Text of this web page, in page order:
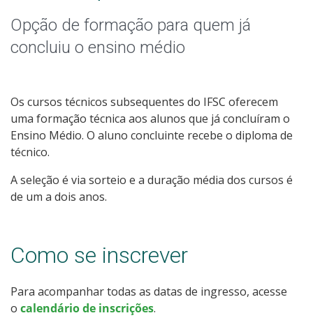
Especialização
Todos os Cursos
Processo de Inscrição
Resultados Vagas Remanescentes
Como posso estudar no IFSC?
Opção de formação para quem já
concluiu o ensino médio
Os cursos técnicos subsequentes do IFSC oferecem
uma formação técnica aos alunos que já concluíram o
Ensino Médio. O aluno concluinte recebe o diploma de
técnico.
A seleção é via sorteio e a duração média dos cursos é
de um a dois anos.
Como se inscrever
Para acompanhar todas as datas de ingresso, acesse
o calendário de inscrições.